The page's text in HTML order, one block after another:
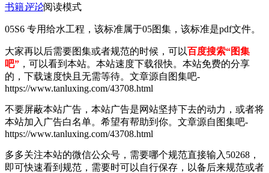
书籍评论阅读模式
05S6 专用给水工程，该标准属于05图集，该标准是pdf文件。
大家再以后需要图集或者规范的时候，可以百度搜索“图集
吧” ，可以看到本站。本站速度下载很快。本站免费的分享
的，下载速度快且无需等待。 文章源自图集吧-
https://www.tanluxing.com/43708.html
不要屏蔽本站广告，本站广告是网站坚持下去的动力，或者将
本站加入广告白名单。希望有帮助到你。 文章源自图集吧-
https://www.tanluxing.com/43708.html
多多关注本站的微信公众号，需要哪个规范直接输入50268，
即可快速看到规范，需要时可以自行保存，以备后来规范或者